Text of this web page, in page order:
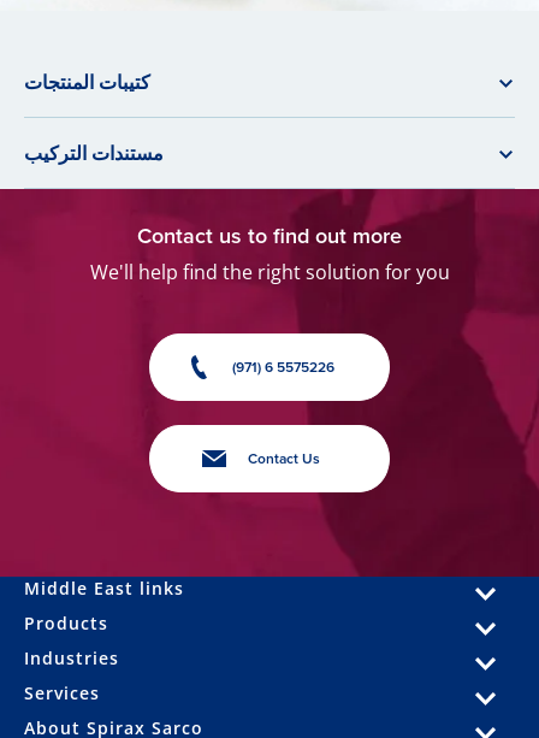
كتيبات المنتجات
مستندات التركيب
Contact us to find out more
We'll help find the right solution for you
(971) 6 5575226
Contact Us
Middle East links
Products
Industries
Services
About Spirax Sarco